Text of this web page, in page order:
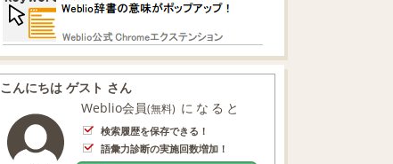
こんにちは ゲスト さん
Weblio会員(無料) になると
検索履歴を保存できる！
語彙力診断の実施回数増加！